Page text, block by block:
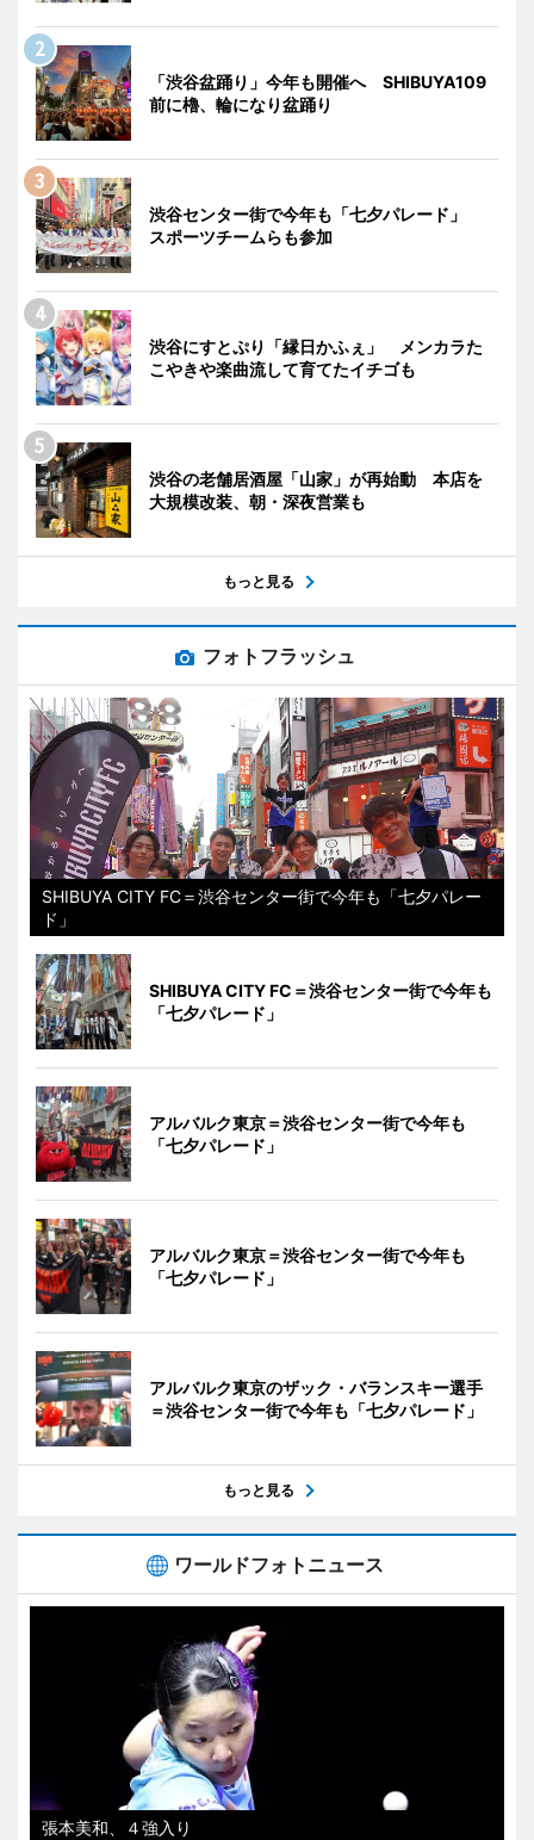
「渋谷盆踊り」今年も開催へ SHIBUYA109
前に櫓、輪になり盆踊り
渋谷センター街で今年も「七夕パレード」
スポーツチームらも参加
渋谷にすとぷり「縁日かふぇ」 メンカラた
こやきや楽曲流して育てたイチゴも
渋谷の老舗居酒屋「山家」が再始動 本店を
大規模改装、朝・深夜営業も
もっと見る
フォトフラッシュ
SHIBUYA CITY FC＝渋谷センター街で今年も「七夕パレー
ド」
SHIBUYA CITY FC＝渋谷センター街で今年も
「七夕パレード」
アルバルク東京＝渋谷センター街で今年も
「七夕パレード」
アルバルク東京＝渋谷センター街で今年も
「七夕パレード」
アルバルク東京のザック・バランスキー選手
＝渋谷センター街で今年も「七夕パレード」
もっと見る
ワールドフォトニュース
張本美和、４強入り